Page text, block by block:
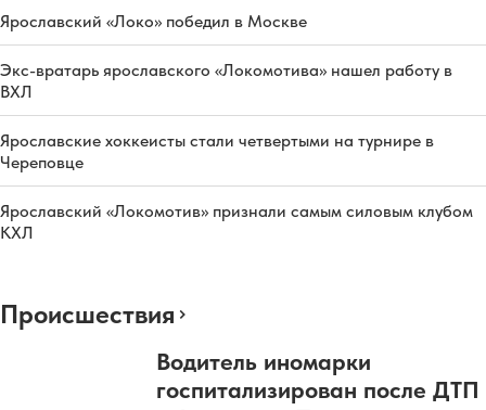
Ярославский «Локо» победил в Москве
Экс-вратарь ярославского «Локомотива» нашел работу в
ВХЛ
Ярославские хоккеисты стали четвертыми на турнире в
Череповце
Ярославский «Локомотив» признали самым силовым клубом
КХЛ
Происшествия
Водитель иномарки
госпитализирован после ДТП